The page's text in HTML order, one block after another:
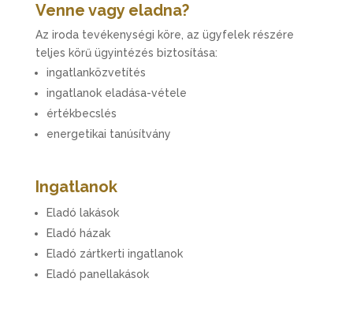
Venne vagy eladna?
Az iroda tevékenységi köre, az ügyfelek részére
teljes körű ügyintézés biztosítása:
ingatlanközvetítés
ingatlanok eladása-vétele
értékbecslés
energetikai tanúsítvány
Ingatlanok
Eladó lakások
Eladó házak
Eladó zártkerti ingatlanok
Eladó panellakások